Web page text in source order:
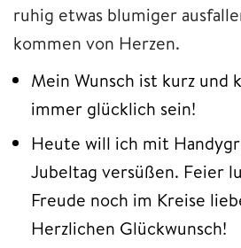
ruhig etwas blumiger
kommen von Herzen.
Mein Wunsch ist kurz und
immer glücklich sein!
Heute will ich mit
Jubeltag versüßen. Feier
Freude noch im Kreise
Herzlichen Glückwunsch!